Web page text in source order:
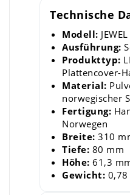
Technische
Modell:
Ausführung:
Produkttyp:
Plattencover-
Material:
norwegischer
Fertigung:
Norwegen
Breite: 310
Tiefe: 80 mm
Höhe: 61,3
Gewicht: 0,78